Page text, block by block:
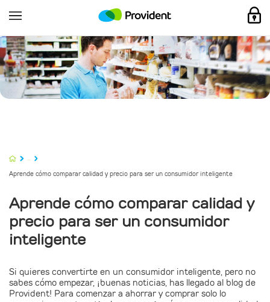
...
Aprende cómo comparar calidad y precio para ser un consumidor inteligente
Aprende cómo comparar calidad y
precio para ser un consumidor
inteligente
Si quieres convertirte en un consumidor inteligente, pero no
sabes cómo empezar, ¡buenas noticias, has llegado al blog de
Provident! Para comenzar a ahorrar y comprar solo lo